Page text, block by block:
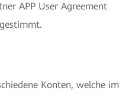
APP User Agreement
Konten, welche im